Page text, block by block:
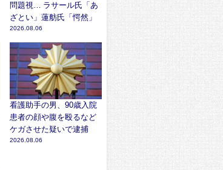
問題視… ラサール氏「あ
ざとい」蓮舫氏「愕然」
2026.08.06
看護助手の男、90歳入院
患者の顔や腹を殴るなど
ケガさせた疑いで逮捕
2026.08.06